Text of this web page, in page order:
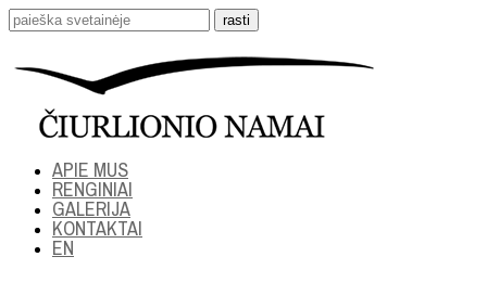
APIE MUS
RENGINIAI
GALERIJA
KONTAKTAI
EN